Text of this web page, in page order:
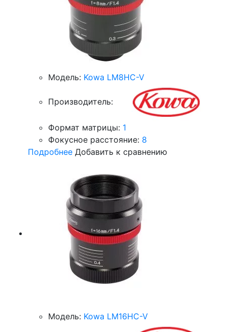
Модель: Kowa LM8HC-V
Производитель:
Формат матрицы: 1
Фокусное расстояние: 8
Подробнее Добавить к сравнению
Модель: Kowa LM16HC-V